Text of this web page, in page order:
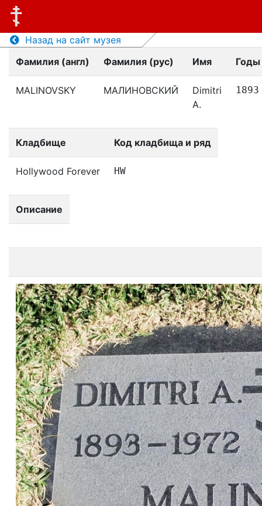
Назад на сайт музея
Фамилия (англ)
Фамилия (рус) Имя
MALINOVSKY МАЛИНОВСКИЙ
Dimitri
A.
1893
Кладбище Код кладбища и ряд
Hollywood Forever HW
Описание